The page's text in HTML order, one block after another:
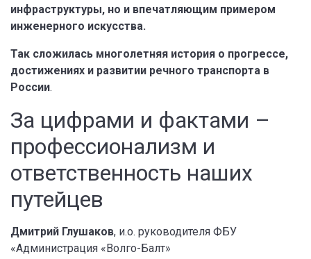
инфраструктуры, но и впечатляющим примером
инженерного искусства.
Так сложилась многолетняя история о прогрессе,
достижениях и развитии речного транспорта в
России.
За цифрами и фактами –
профессионализм и
ответственность наших
путейцев
Дмитрий Глушаков, и.о. руководителя ФБУ
«Администрация «Волго-Балт»